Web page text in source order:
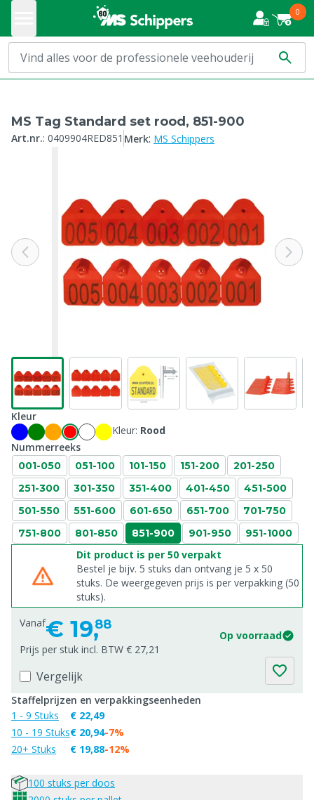
0
MS Tag Standard set rood, 851-900
Art.nr.: 0409904RED851 Merk: MS Schippers
Kleur
Kleur: Rood
Nummerreeks
001-050 051-100 101-150 151-200
201-250
251-300
301-350 351-400 401-450
451-500
501-550
551-600 601-650 651-700
701-750
751-800
801-850 851-900 901-950 951-1000
Dit product is per 50 verpakt
Bestel je bijv. 5 stuks dan ontvang je 5 x 50
stuks. De weergegeven prijs is per verpakking (50
stuks).
Vanaf€ 19,88
Op voorraad
Prijs per stuk incl. BTW € 27,21
Vergelijk
Staffelprijzen en verpakkingseenheden
1 - 9 Stuks
10 - 19 Stuks
20+ Stuks
€ 22,49
€ 20,94
€ 19,88
-7%
-12%
100 stuks per doos